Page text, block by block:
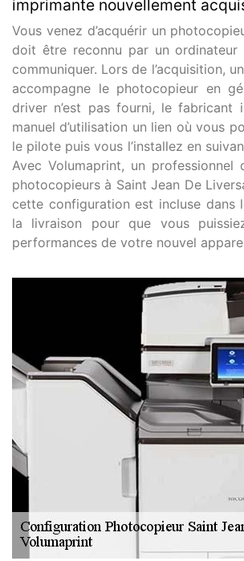
imprimante nouvellement
Vous venez d’acquérir un
doit être reconnu par un ordinateur
communiquer. Lors de l’acquisition,
accompagne le photocopieur en
driver n’est pas fourni, le fabricant
manuel d’utilisation un lien où vous
le pilote puis vous l’installez en
Avec Volumaprint, un professionnel
photocopieurs à Saint Jean De
cette configuration est incluse dans
la livraison pour que vous
performances de votre nouvel